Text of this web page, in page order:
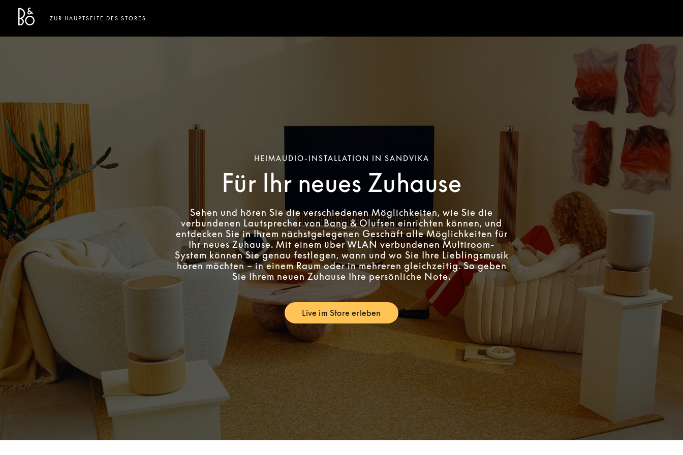
Bang & Olufsen - Exist to Create
Link Opens in New Tab
ZUR HAUPTSEITE DES STORES
HEIMAUDIO-INSTALLATION IN SANDVIKA
Für Ihr neues Zuhause
Sehen und hören Sie die verschiedenen Möglichkeiten, wie Sie die
verbundenen Lautsprecher von Bang & Olufsen einrichten können, und
entdecken Sie in Ihrem nächstgelegenen Geschäft alle Möglichkeiten für
Ihr neues Zuhause. Mit einem über WLAN verbundenen Multiroom-
System können Sie genau festlegen, wann und wo Sie Ihre Lieblingsmusik
hören möchten – in einem Raum oder in mehreren gleichzeitig. So geben
Sie Ihrem neuen Zuhause Ihre persönliche Note.
Live im Store erlebenLink Opens in New Tab